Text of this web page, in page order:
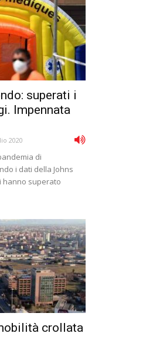
superati i
Impennata
2020
di
i dati della Johns
hanno superato
crollata